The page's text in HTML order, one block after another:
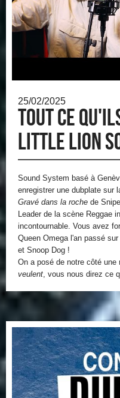
25/02/2025
Tout ce
Little Lion
Sound System basé à
enregistrer une dubplate sur
Gravé dans la roche de
Leader de la scène Reggae
incontournable. Vous avez
Queen Omega l'an passé
et Snoop Dog !
On a posé de notre côté une
veulent, vous nous direz ce